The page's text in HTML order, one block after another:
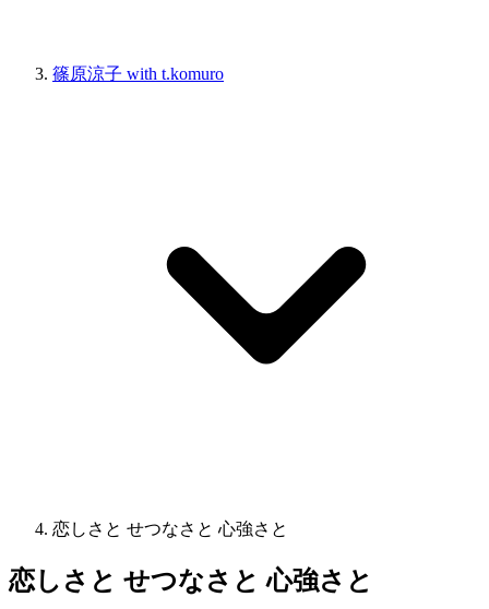
篠原涼子 with t.komuro
恋しさと せつなさと 心強さと
恋しさと せつなさと 心強さと